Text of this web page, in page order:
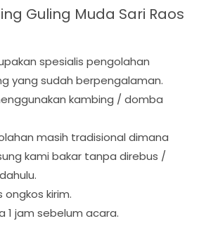
Guling Muda Sari Raos
spesialis pengolahan
yang sudah berpengalaman.
kambing / domba
masih tradisional dimana
kami bakar tanpa direbus /
ongkos kirim.
1 jam sebelum acara.